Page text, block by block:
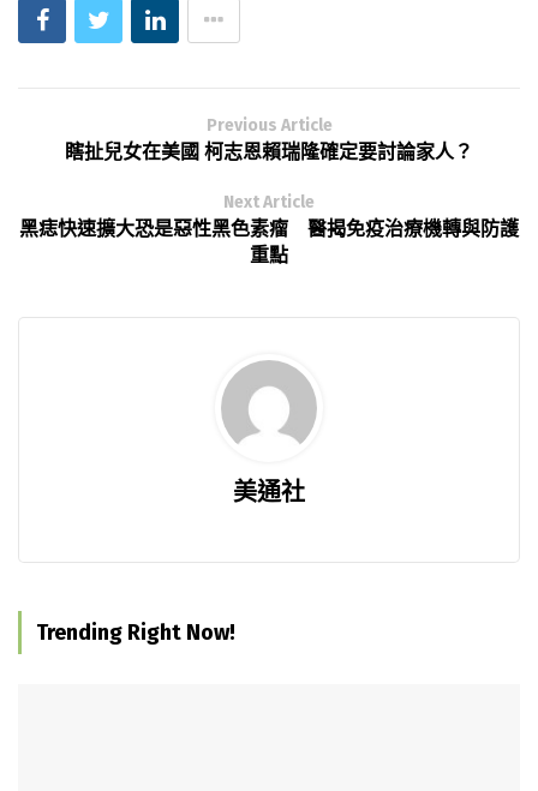
Previous Article
瞎扯兒女在美國 柯志恩賴瑞隆確定要討論家人？
Next Article
黑痣快速擴大恐是惡性黑色素瘤 醫揭免疫治療機轉與防護
重點
美通社
Trending Right Now!